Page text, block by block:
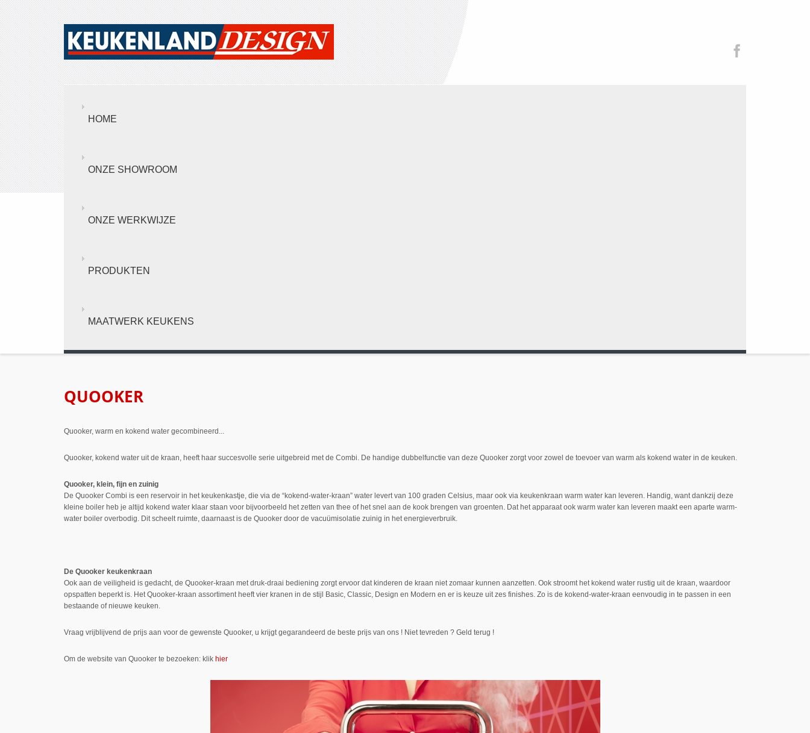
HOME
ONZE SHOWROOM
ONZE WERKWIJZE
PRODUKTEN
MAATWERK KEUKENS
QUOOKER
Quooker, warm en kokend water gecombineerd...
Quooker, kokend water uit de kraan, heeft haar succesvolle serie uitgebreid met de Combi. De handige dubbelfunctie van deze Quooker zorgt voor zowel de toevoer van warm als kokend water in de keuken.
Quooker, klein, fijn en zuinig
De Quooker Combi is een reservoir in het keukenkastje, die via de “kokend-water-kraan” water levert van 100 graden Celsius, maar ook via keukenkraan warm water kan leveren. Handig, want dankzij deze
kleine boiler heb je altijd kokend water klaar staan voor bijvoorbeeld het zetten van thee of het snel aan de kook brengen van groenten. Dat het apparaat ook warm water kan leveren maakt een aparte warm-
water boiler overbodig. Dit scheelt ruimte, daarnaast is de Quooker door de vacuümisolatie zuinig in het energieverbruik.
De Quooker keukenkraan
Ook aan de veiligheid is gedacht, de Quooker-kraan met druk-draai bediening zorgt ervoor dat kinderen de kraan niet zomaar kunnen aanzetten. Ook stroomt het kokend water rustig uit de kraan, waardoor
opspatten beperkt is. Het Quooker-kraan assortiment heeft vier kranen in de stijl Basic, Classic, Design en Modern en er is keuze uit zes finishes. Zo is de kokend-water-kraan eenvoudig in te passen in een
bestaande of nieuwe keuken.
Vraag vrijblijvend de prijs aan voor de gewenste Quooker, u krijgt gegarandeerd de beste prijs van ons ! Niet tevreden ? Geld terug !
Om de website van Quooker te bezoeken: klik hier